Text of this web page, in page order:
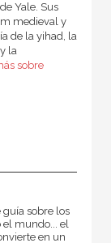
Yale. Sus
medieval y
de la yihad, la
la
sobre
guía sobre los
el mundo... el
en un